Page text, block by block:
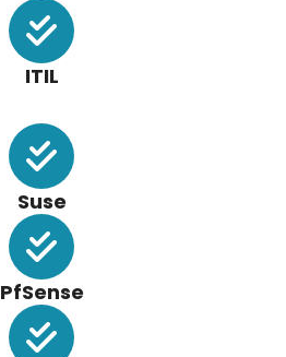
ITIL
Suse
PfSense